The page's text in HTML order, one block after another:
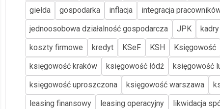
giełda
gospodarka inflacja
integracja
jednoosobowa działalność gospodarcza
JPK
koszty firmowe
kredyt KSeF KSH
Księgowość
księgowość kraków
księgowość łódź
księgowość
księgowość uproszczona
księgowość warszawa
leasing finansowy
leasing operacyjny
likwidacja